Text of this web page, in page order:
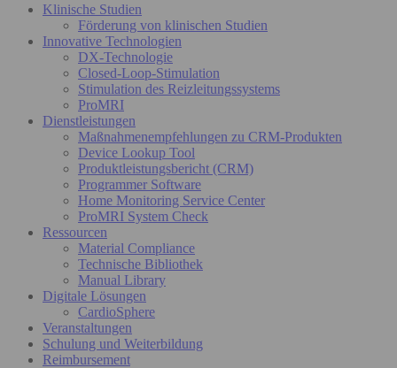
Klinische Studien
Förderung von klinischen Studien
Innovative Technologien
DX-Technologie
Closed-Loop-Stimulation
Stimulation des Reizleitungssystems
ProMRI
Dienstleistungen
Maßnahmenempfehlungen zu CRM-Produkten
Device Lookup Tool
Produktleistungsbericht (CRM)
Programmer Software
Home Monitoring Service Center
ProMRI System Check
Ressourcen
Material Compliance
Technische Bibliothek
Manual Library
Digitale Lösungen
CardioSphere
Veranstaltungen
Schulung und Weiterbildung
Reimbursement